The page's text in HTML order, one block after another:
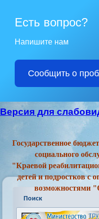
Есть вопрос?
Напишите нам
Сообщить о
Версия для
Государственное
социального
"Краевой
детей и подростков с
возможностями
Поиск